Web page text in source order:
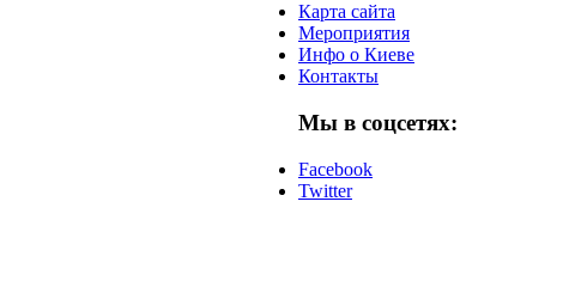
Карта сайта
Мероприятия
Инфо о Киеве
Контакты
Мы в соцсетях:
Facebook
Twitter